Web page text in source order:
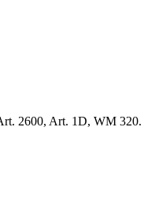
2600, Art. 1D, WM 320.